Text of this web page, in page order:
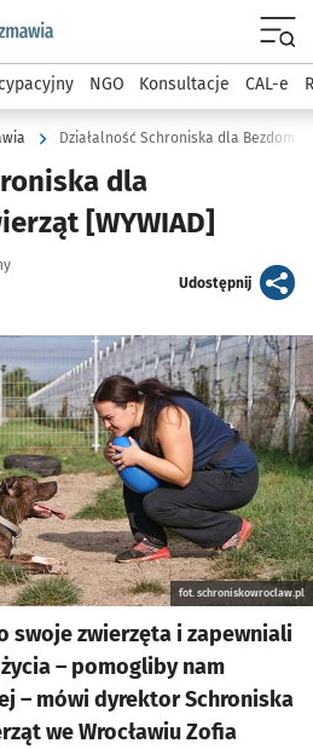
podserwis: Rozmawia
NGO Konsultacje CAL-e
Działalność Schroniska dla
dla
[WYWIAD]
Udostępnijartykuł
fot. schroniskowroclaw.pl
swoje zwierzęta i zapewniali
– pomogliby nam
– mówi dyrektor Schroniska
we Wrocławiu Zofia